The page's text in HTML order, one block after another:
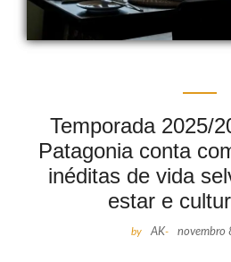
Temporada 2025/
Patagonia conta
inéditas de vida
estar e
by AK- novembro